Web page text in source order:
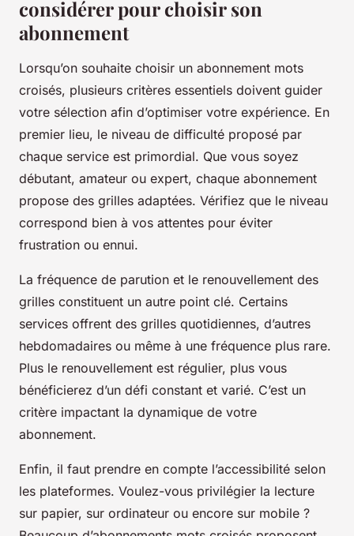
considérer pour choisir son
abonnement
Lorsqu’on souhaite choisir un abonnement mots
croisés, plusieurs critères essentiels doivent guider
votre sélection afin d’optimiser votre expérience. En
premier lieu, le niveau de difficulté proposé par
chaque service est primordial. Que vous soyez
débutant, amateur ou expert, chaque abonnement
propose des grilles adaptées. Vérifiez que le niveau
correspond bien à vos attentes pour éviter
frustration ou ennui.
La fréquence de parution et le renouvellement des
grilles constituent un autre point clé. Certains
services offrent des grilles quotidiennes, d’autres
hebdomadaires ou même à une fréquence plus rare.
Plus le renouvellement est régulier, plus vous
bénéficierez d’un défi constant et varié. C’est un
critère impactant la dynamique de votre
abonnement.
Enfin, il faut prendre en compte l’accessibilité selon
les plateformes. Voulez-vous privilégier la lecture
sur papier, sur ordinateur ou encore sur mobile ?